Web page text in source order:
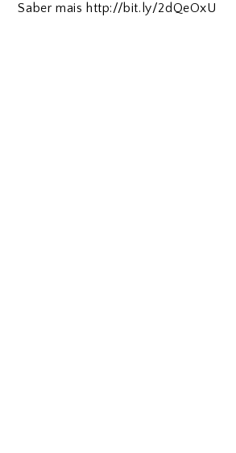
Saber mais http://bit.ly/2dQeOxU